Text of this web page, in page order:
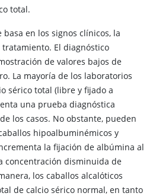
total.
en los signos clínicos, la
El diagnóstico
de valores bajos de
La mayoría de los laboratorios
sérico total (libre y fijado a
una prueba diagnóstica
los casos. No obstante, pueden
hipoalbuminémicos y
la fijación de albúmina al
concentración disminuida de
los caballos alcalóticos
de calcio sérico normal, en tanto